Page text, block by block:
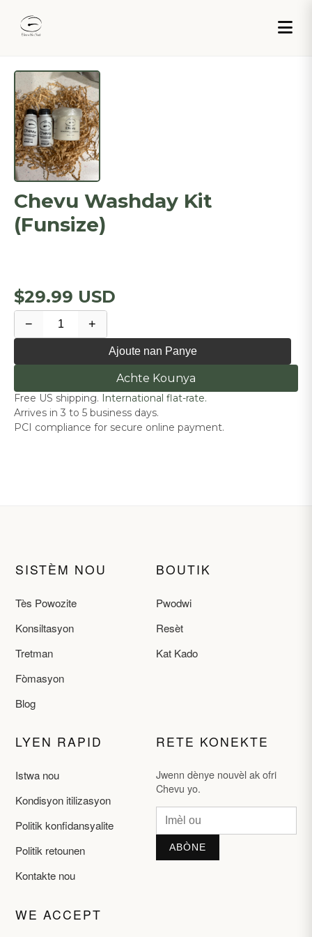
Chevu Washday Kit
(Funsize)
$29.99 USD
− +
Ajoute nan Panye
Achte Kounya
Free US shipping. International flat-rate.
Arrives in 3 to 5 business days.
PCI compliance for secure online payment.
SISTÈM NOU
Tès Powozite
Konsiltasyon
Tretman
Fòmasyon
Blog
BOUTIK
Pwodwi
Resèt
Kat Kado
LYEN RAPID
Istwa nou
Kondisyon itilizasyon
Politik konfidansyalite
Politik retounen
Kontakte nou
RETE KONEKTE
Jwenn dènye nouvèl ak ofri
Chevu yo.
ABÒNE
WE ACCEPT